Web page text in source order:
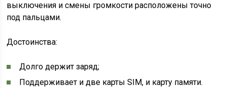
выключения и смены громкости расположены точно
под пальцами.
Достоинства:
Долго держит заряд;
Поддерживает и две карты SIM, и карту памяти.